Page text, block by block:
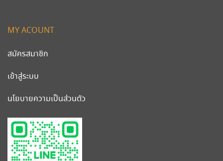
MY ACOUNT
สมัครสมาชิก
เข้าสู่ระบบ
นโยบายความเป็นส่วนตัว